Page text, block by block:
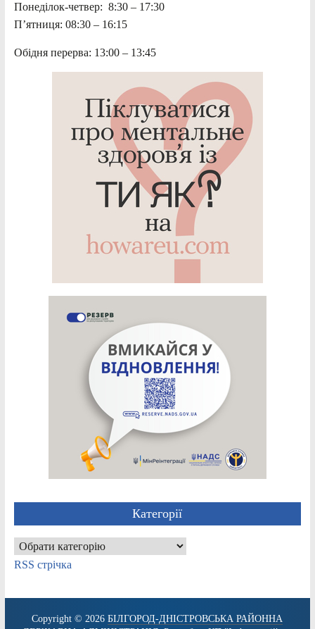
Понеділок-четвер: 8:30 – 17:30
П’ятниця: 08:30 – 16:15
Обідня перерва: 13:00 – 13:45
Категорії
Категорії
RSS стрічка
Copyright © 2026БІЛГОРОД-ДНІСТРОВСЬКА РАЙОННА